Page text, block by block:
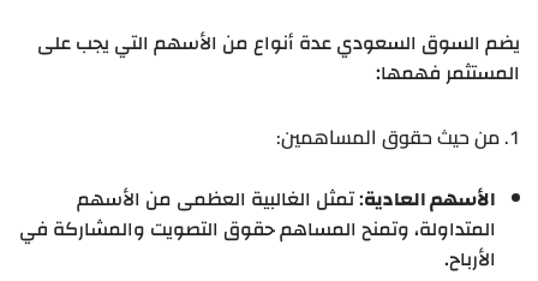
يضم السوق السعودي عدة أنواع من الأسهم التي يجب على
المستثمر فهمها:
1. من حيث حقوق المساهمين:
الأسهم العادية: تمثل الغالبية العظمى من الأسهم
المتداولة، وتمنح المساهم حقوق التصويت والمشاركة في
الأرباح.